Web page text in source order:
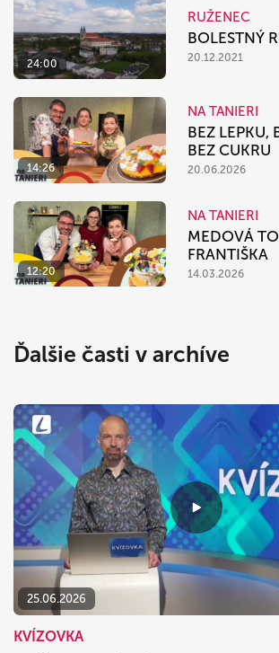
24:00
RUŽENEC
BOLESTNÝ
20.12.2021
14:26
NA TANIERI
BEZ LEPKU,
BEZ CUKRU
20.06.2026
12:20
NA TANIERI
MEDOVÁ
FRANTIŠKA
14.03.2026
Ďalšie časti v archíve
25.06.2026
KVÍZOVKA